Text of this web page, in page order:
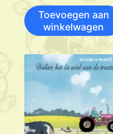
Toevoegen aan
winkelwagen